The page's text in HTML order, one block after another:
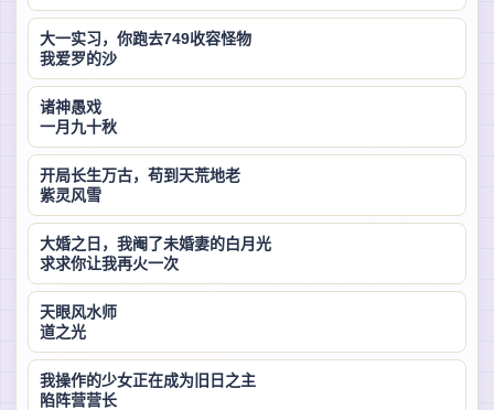
大一实习，你跑去749收容怪物
我爱罗的沙
诸神愚戏
一月九十秋
开局长生万古，苟到天荒地老
紫灵风雪
大婚之日，我阉了未婚妻的白月光
求求你让我再火一次
天眼风水师
道之光
我操作的少女正在成为旧日之主
陷阵营营长